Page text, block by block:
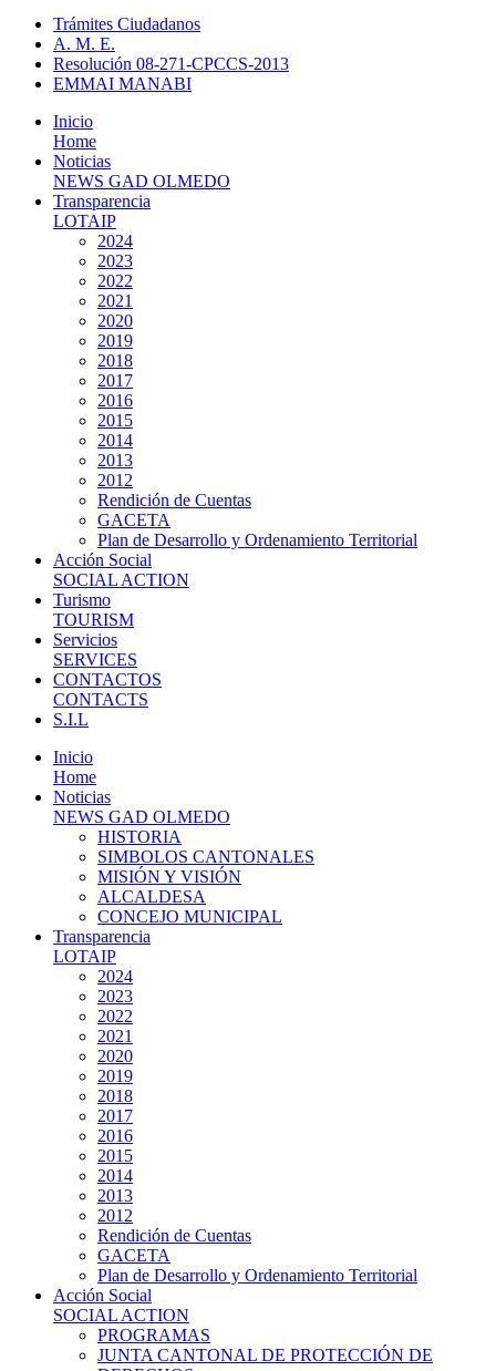
Trámites Ciudadanos
A. M. E.
Resolución 08-271-CPCCS-2013
EMMAI MANABI
Inicio
Home
Noticias
NEWS GAD OLMEDO
Transparencia
LOTAIP
2024
2023
2022
2021
2020
2019
2018
2017
2016
2015
2014
2013
2012
Rendición de Cuentas
GACETA
Plan de Desarrollo y Ordenamiento Territorial
Acción Social
SOCIAL ACTION
Turismo
TOURISM
Servicios
SERVICES
CONTACTOS
CONTACTS
S.I.L
Inicio
Home
Noticias
NEWS GAD OLMEDO
HISTORIA
SIMBOLOS CANTONALES
MISIÓN Y VISIÓN
ALCALDESA
CONCEJO MUNICIPAL
Transparencia
LOTAIP
2024
2023
2022
2021
2020
2019
2018
2017
2016
2015
2014
2013
2012
Rendición de Cuentas
GACETA
Plan de Desarrollo y Ordenamiento Territorial
Acción Social
SOCIAL ACTION
PROGRAMAS
JUNTA CANTONAL DE PROTECCIÓN DE